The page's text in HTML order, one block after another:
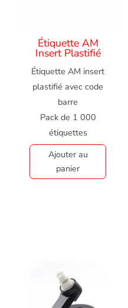
Étiquette AM
Insert Plastifié
Étiquette AM insert
plastifié avec code
barre
Pack de 1 000
étiquettes
Ajouter au
panier